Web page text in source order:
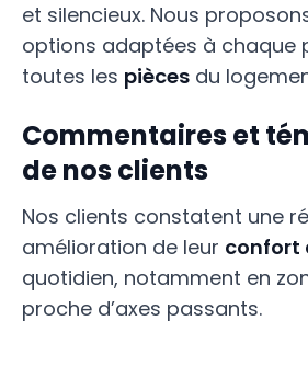
et silencieux. Nous
options adaptées à chaque
toutes les pièces du
Commentaires et
de nos clients
Nos clients constatent une
amélioration de leur confort
quotidien, notamment en
proche d’axes passants.